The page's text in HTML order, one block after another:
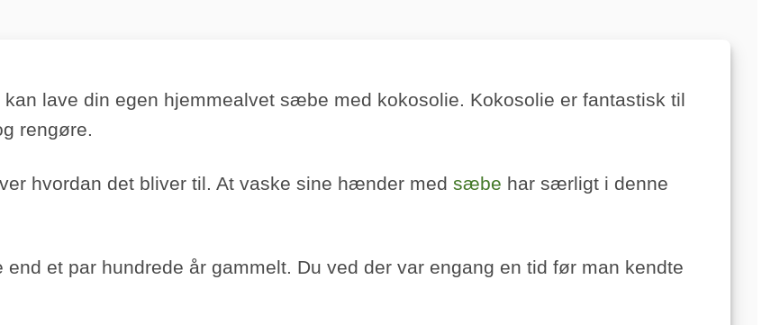
lave din egen hjemmealvet sæbe med kokosolie. Kokosolie er fantastisk til
rengøre.
hvordan det bliver til. At vaske sine hænder med sæbe har særligt i denne
et par hundrede år gammelt. Du ved der var engang en tid før man kendte